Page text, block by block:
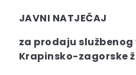
JAVNI NATJEČAJ
za prodaju
Krapinsko-zagorske